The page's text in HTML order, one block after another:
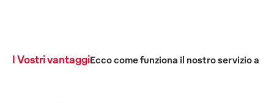
I Vostri vantaggiEcco come funziona il nostro servizio a